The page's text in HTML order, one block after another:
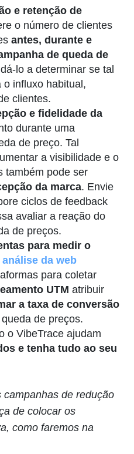
e retenção de
o número de clientes
antes, durante e
de queda de
lo a determinar se tal
influxo habitual,
clientes.
e fidelidade da
durante uma
de preço. Tal
a visibilidade e o
também pode ser
da marca. Envie
ciclos de feedback
avaliar a reação do
de preços.
para medir o
análise da web
para coletar
UTM atribuir
a taxa de conversão
de preços.
o VibeTrace ajudam
e tenha tudo ao seu
de redução
de colocar os
como faremos na